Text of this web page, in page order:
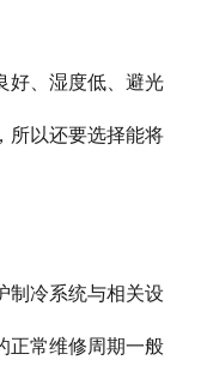
好、湿度低、避光
所以还要选择能将
制冷系统与相关设
正常维修周期一般